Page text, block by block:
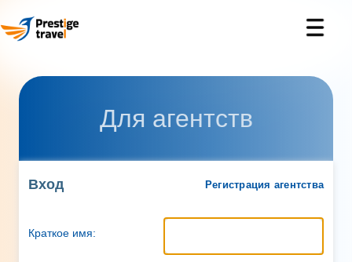
Для агентств
Вход Регистрация агентства
Краткое имя: